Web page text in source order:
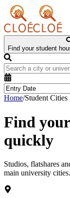
Find your student
Home/Student Cities
Find
quickly
Studios, flatshares
main university cities.